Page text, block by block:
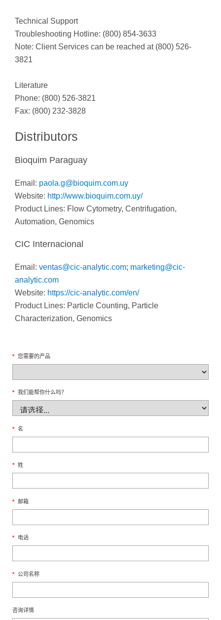
Technical Support
Troubleshooting Hotline: (800) 854-3633
Note: Client Services can be reached at (800) 526-
3821
Literature
Phone: (800) 526-3821
Fax: (800) 232-3828
Distributors
Bioquim Paraguay
Email: paola.g@bioquim.com.uy
Website: http://www.bioquim.com.uy/
Product Lines: Flow Cytometry, Centrifugation,
Automation, Genomics
CIC Internacional
Email: ventas@cic-analytic.com; marketing@cic-
analytic.com
Website: https://cic-analytic.com/en/
Product Lines: Particle Counting, Particle
Characterization, Genomics
* 您需要的产品
* 我们能帮你什么吗？
* 名
* 姓
* 邮箱
* 电话
* 公司名称
咨询详情